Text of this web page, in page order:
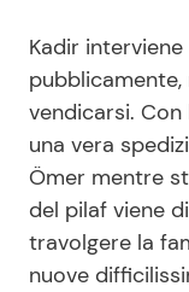
Kadir
vendicarsi. Con
una vera
Ömer mentre
del pilaf viene
travolgere la
nuove